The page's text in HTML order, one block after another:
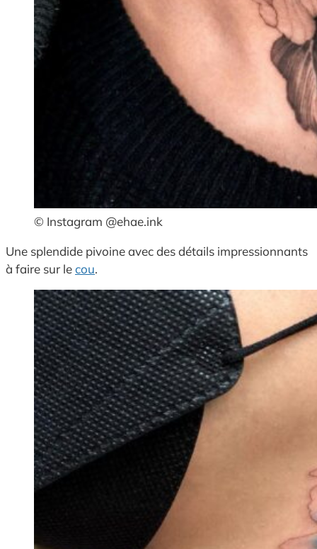
© Instagram @ehae.ink
Une splendide pivoine avec des détails impressionnants
à faire sur lecou.